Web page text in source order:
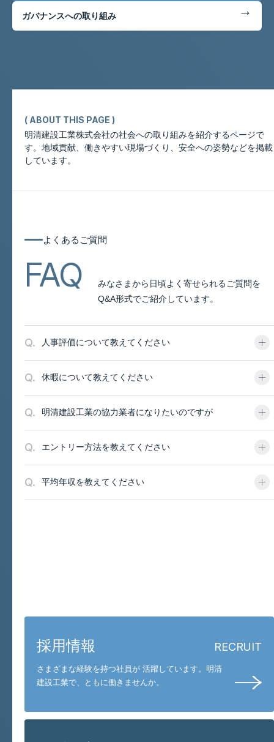
ガバナンスへの取り組み ←
このページについて
( ABOUT THIS PAGE )
明清建設工業株式会社の社会への取り組みを紹介するページで
す。地域貢献、働きやすい現場づくり、安全への姿勢などを掲載
しています。
よくあるご質問
よくあるご質問
FAQ
みなさまから日頃よく寄せられるご質問を
Q&A形式でご紹介しています。
Q. 人事評価について教えてください
Q. 休暇について教えてください
Q. 明清建設工業の協力業者になりたいのですが
Q. エントリー方法を教えてください
Q. 平均年収を教えてください
採用情報 RECRUIT
さまざまな経験を持つ社員が 活躍しています。 明清
建設工業で、ともに働きませんか。